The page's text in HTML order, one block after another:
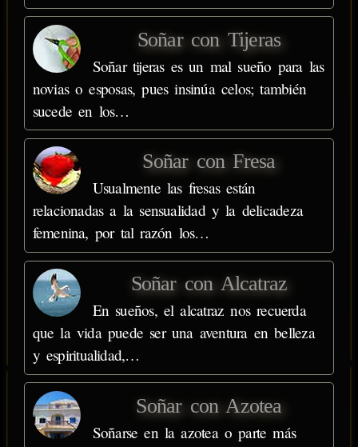
Soñar con Tijeras
Soñar tijeras es un mal sueño para las
novias o esposas, pues insinúa celos; también
sucede en los…
Soñar con Fresa
Usualmente las fresas están
relacionadas a la sensualidad y la delicadeza
femenina, por tal razón los…
Soñar con Alcatraz
En sueños, el alcatraz nos recuerda
que la vida puede ser una aventura en belleza
y espiritualidad,…
Soñar con Azotea
Soñarse en la azotea o parte más